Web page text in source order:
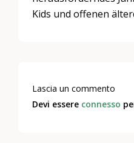
Kids und offenen
Lascia un commento
Devi essere connesso